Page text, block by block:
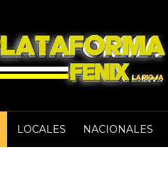
LOCALES NACIONALES